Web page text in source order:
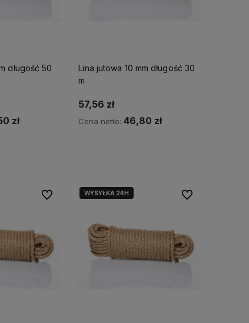
długość 50
zł
Lina jutowa 10 mm długość 30
m
57,56 zł
Cena netto:46,80 zł
Do ulubionychWYSYŁKA 24H Do ulubionych